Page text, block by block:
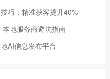
巧，精准获客提升40%
地服务商避坑指南
AI信息发布平台